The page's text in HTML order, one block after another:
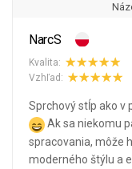
NarcS
Kvalita:
Vzhľad:
Sprchový stĺp ako v
Ak sa niekomu
spracovania, môže
moderného štýlu a